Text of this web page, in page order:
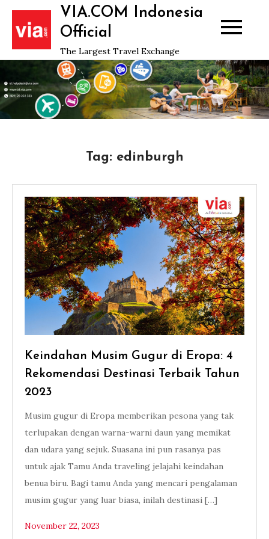
Skip
content
VIA.COM Indonesia
Official
The Largest Travel Exchange
Tag: edinburgh
Keindahan Musim Gugur di Eropa: 4
Rekomendasi Destinasi Terbaik Tahun
2023
Musim gugur di Eropa memberikan pesona yang tak
terlupakan dengan warna-warni daun yang memikat
dan udara yang sejuk. Suasana ini pun rasanya pas
untuk ajak Tamu Anda traveling jelajahi keindahan
benua biru. Bagi tamu Anda yang mencari pengalaman
musim gugur yang luar biasa, inilah destinasi […]
November 22, 2023